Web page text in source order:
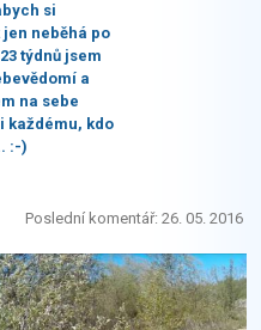
si
neběhá po
týdnů jsem
a
na sebe
každému, kdo
:-)
Poslední komentář: 26. 05. 2016